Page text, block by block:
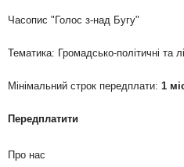
Часопис "Голос з-над Бугу"
Тематика: Громадсько-політичні та
Мінімальний строк передплати: 1
Передплатити
Про нас